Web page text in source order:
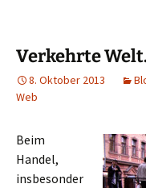
Verkehrte
8. Oktober 2013
Web
Beim
Handel,
insbesonder